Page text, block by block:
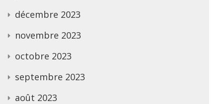
décembre 2023
novembre 2023
octobre 2023
septembre 2023
août 2023